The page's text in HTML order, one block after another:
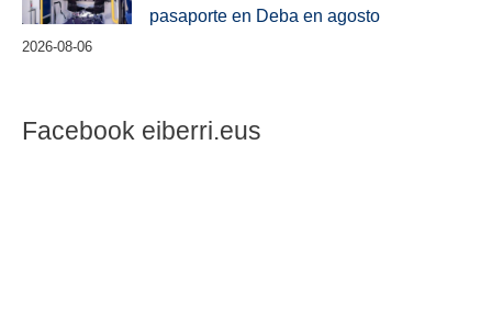
pasaporte en Deba en agosto
2026-08-06
Facebook eiberri.eus